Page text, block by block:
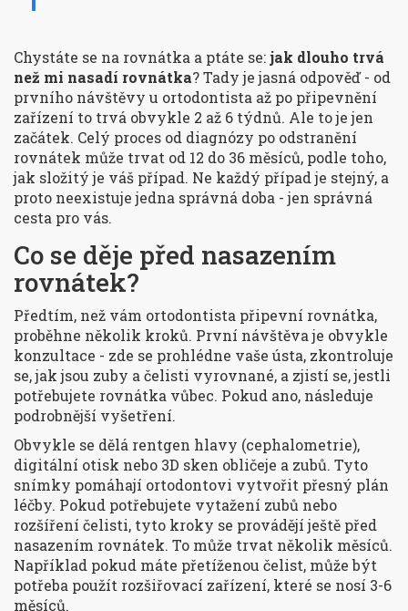
Chystáte se na rovnátka a ptáte se:jak dlouho trvá
než mi nasadí rovnátka? Tady je jasná odpověď - od
prvního návštěvy u ortodontista až po připevnění
zařízení to trvá obvykle 2 až 6 týdnů. Ale to je jen
začátek. Celý proces od diagnózy po odstranění
rovnátek může trvat od 12 do 36 měsíců, podle toho,
jak složitý je váš případ. Ne každý případ je stejný, a
proto neexistuje jedna správná doba - jen správná
cesta pro vás.
Co se děje před nasazením
rovnátek?
Předtím, než vám ortodontista připevní rovnátka,
proběhne několik kroků. První návštěva je obvykle
konzultace - zde se prohlédne vaše ústa, zkontroluje
se, jak jsou zuby a čelisti vyrovnané, a zjistí se, jestli
potřebujete rovnátka vůbec. Pokud ano, následuje
podrobnější vyšetření.
Obvykle se dělá rentgen hlavy (cephalometrie),
digitální otisk nebo 3D sken obličeje a zubů. Tyto
snímky pomáhají ortodontovi vytvořit přesný plán
léčby. Pokud potřebujete vytažení zubů nebo
rozšíření čelisti, tyto kroky se provádějí ještě před
nasazením rovnátek. To může trvat několik měsíců.
Například pokud máte přetíženou čelist, může být
potřeba použít rozšiřovací zařízení, které se nosí 3-6
měsíců.